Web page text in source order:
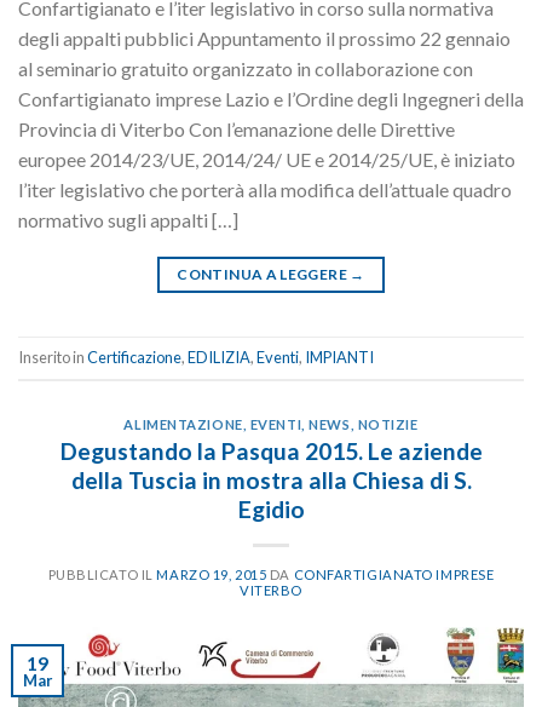
Confartigianato e l’iter legislativo in corso sulla normativa
degli appalti pubblici Appuntamento il prossimo 22 gennaio
al seminario gratuito organizzato in collaborazione con
Confartigianato imprese Lazio e l’Ordine degli Ingegneri della
Provincia di Viterbo Con l’emanazione delle Direttive
europee 2014/23/UE, 2014/24/ UE e 2014/25/UE, è iniziato
l’iter legislativo che porterà alla modifica dell’attuale quadro
normativo sugli appalti […]
CONTINUA A LEGGERE →
Inserito inCertificazione,EDILIZIA,Eventi, IMPIANTI
ALIMENTAZIONE EVENTI ,NEWS NOTIZIE
Degustando la Pasqua 2015. Le aziende
della Tuscia in mostra alla Chiesa di S.
Egidio
PUBBLICATO ILMARZO 19, 2015 DA CONFARTIGIANATO IMPRESE
VITERBO
19
Mar